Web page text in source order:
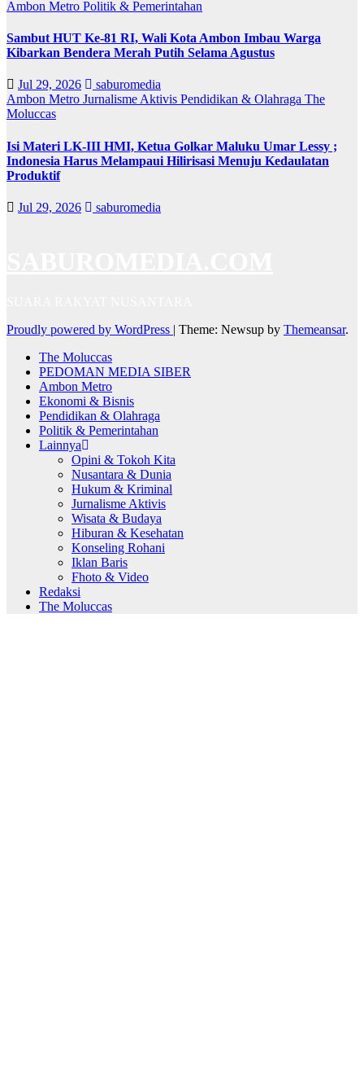
Ambon Metro Politik & Pemerintahan
Sambut HUT Ke-81 RI, Wali Kota Ambon Imbau Warga
Kibarkan Bendera Merah Putih Selama Agustus
Jul 29, 2026
saburomedia
Ambon Metro Jurnalisme Aktivis Pendidikan & Olahraga The
Moluccas
Isi Materi LK-III HMI, Ketua Golkar Maluku Umar Lessy ;
Indonesia Harus Melampaui Hilirisasi Menuju Kedaulatan
Produktif
Jul 29, 2026 saburomedia
Proudly powered by WordPress | Theme: Newsup by Themeansar.
The Moluccas
PEDOMAN MEDIA SIBER
Ambon Metro
Ekonomi & Bisnis
Pendidikan & Olahraga
Politik & Pemerintahan
Lainnya
Opini & Tokoh Kita
Nusantara & Dunia
Hukum & Kriminal
Jurnalisme Aktivis
Wisata & Budaya
Hiburan & Kesehatan
Konseling Rohani
Iklan Baris
Fhoto & Video
Redaksi
The Moluccas